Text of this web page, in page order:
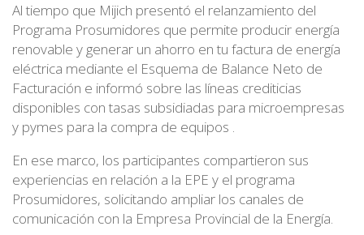
Al tiempo que Mijich presentó el relanzamiento del
Programa Prosumidores que permite producir energía
renovable y generar un ahorro en tu factura de energía
eléctrica mediante el Esquema de Balance Neto de
Facturación e informó sobre las líneas crediticias
disponibles con tasas subsidiadas para microempresas
y pymes para la compra de equipos .
En ese marco, los participantes compartieron sus
experiencias en relación a la EPE y el programa
Prosumidores, solicitando ampliar los canales de
comunicación con la Empresa Provincial de la Energía.